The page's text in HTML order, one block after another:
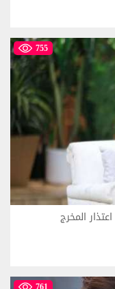
755
المخرج